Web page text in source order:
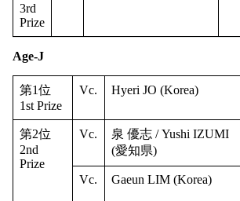
3rd
Prize
Age-J
第1位
1st Prize
Vc. Hyeri JO (Korea)
第2位
2nd
Prize
Vc.
泉 優志 / Yushi IZUMI
(愛知県)
Vc. Gaeun LIM (Korea)